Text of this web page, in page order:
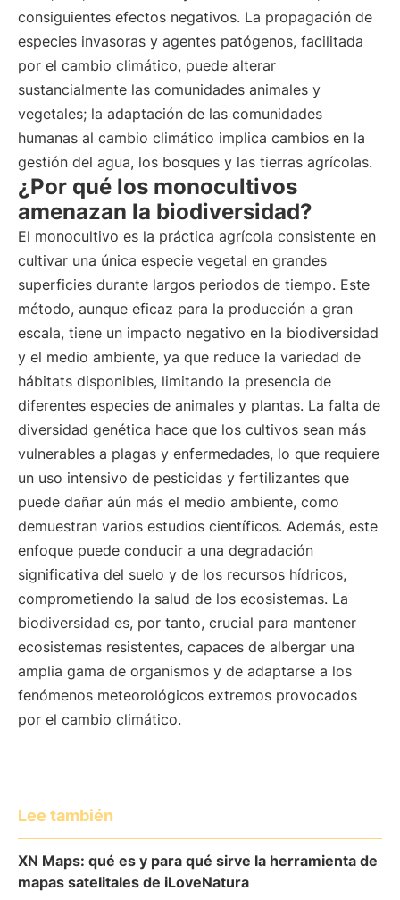
consiguientes efectos negativos. La propagación de
especies invasoras y agentes patógenos, facilitada
por el cambio climático, puede alterar
sustancialmente las comunidades animales y
vegetales; la adaptación de las comunidades
humanas al cambio climático implica cambios en la
gestión del agua, los bosques y las tierras agrícolas.
¿Por qué los monocultivos
amenazan la biodiversidad?
El monocultivo es la práctica agrícola consistente en
cultivar una única especie vegetal en grandes
superficies durante largos periodos de tiempo. Este
método, aunque eficaz para la producción a gran
escala, tiene un impacto negativo en la biodiversidad
y el medio ambiente, ya que reduce la variedad de
hábitats disponibles, limitando la presencia de
diferentes especies de animales y plantas. La falta de
diversidad genética hace que los cultivos sean más
vulnerables a plagas y enfermedades, lo que requiere
un uso intensivo de pesticidas y fertilizantes que
puede dañar aún más el medio ambiente, como
demuestran varios estudios científicos. Además, este
enfoque puede conducir a una degradación
significativa del suelo y de los recursos hídricos,
comprometiendo la salud de los ecosistemas. La
biodiversidad es, por tanto, crucial para mantener
ecosistemas resistentes, capaces de albergar una
amplia gama de organismos y de adaptarse a los
fenómenos meteorológicos extremos provocados
por el cambio climático.
Lee también
XN Maps: qué es y para qué sirve la herramienta de
mapas satelitales de iLoveNatura